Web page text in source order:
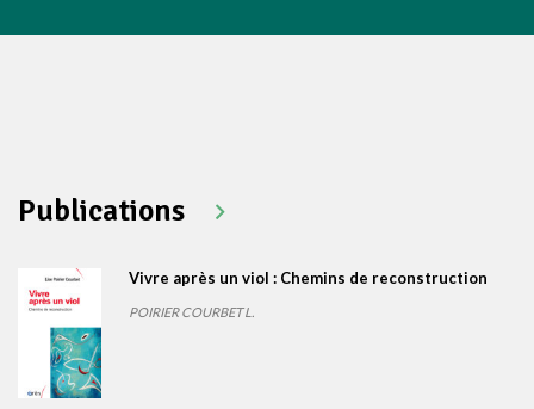
Publications
Vivre après un viol : Chemins de reconstruction
POIRIER COURBET L.